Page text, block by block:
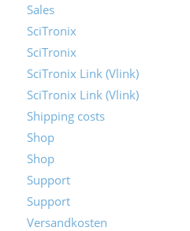
Sales
SciTronix
SciTronix
SciTronix Link (Vlink)
SciTronix Link (Vlink)
Shipping costs
Shop
Shop
Support
Support
Versandkosten